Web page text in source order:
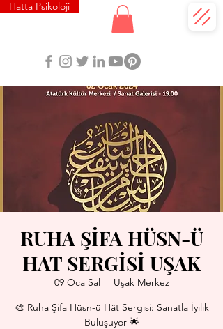
Hatta Psikoloji
RUHA ŞİFA HÜSN-Ü
HAT SERGİSİ UŞAK
09 Oca Sal
  |
Uşak Merkez
🎨 Ruha Şifa Hüsn-ü Hât Sergisi: Sanatla İyilik
Buluşuyor 🌟